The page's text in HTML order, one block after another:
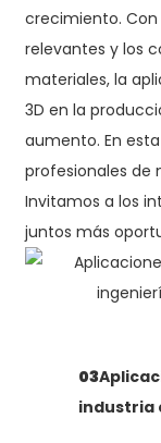
crecimiento.
relevantes y los
materiales, la
3D en la
aumento. En
profesionales de
Invitamos a los
juntos más
03
industria